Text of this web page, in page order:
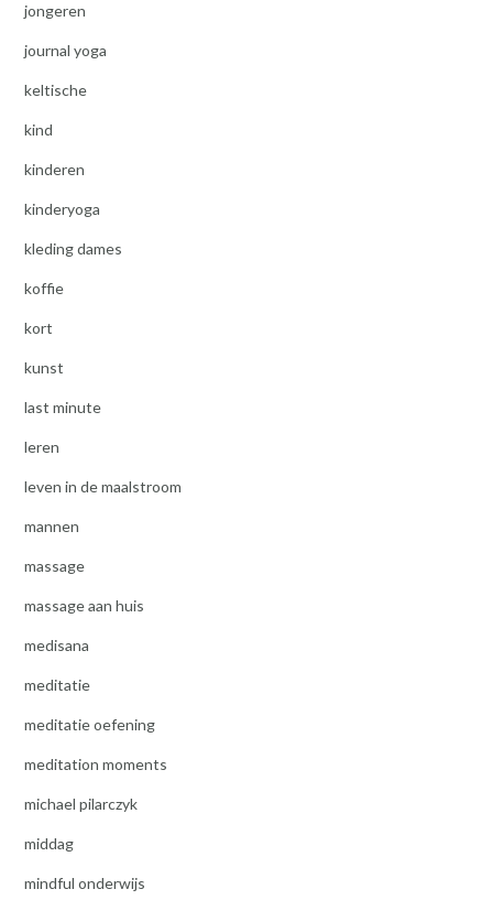
jongeren
journal yoga
keltische
kind
kinderen
kinderyoga
kleding dames
koffie
kort
kunst
last minute
leren
leven in de maalstroom
mannen
massage
massage aan huis
medisana
meditatie
meditatie oefening
meditation moments
michael pilarczyk
middag
mindful onderwijs